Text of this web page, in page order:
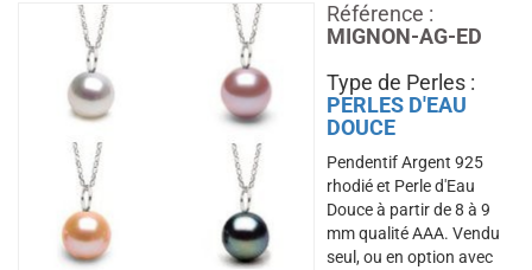
Référence :
MIGNON-AG-ED
Type de Perles :
PERLES D'EAU
DOUCE
Pendentif Argent 925
rhodié et Perle d'Eau
Douce à partir de 8 à 9
mm qualité AAA. Vendu
seul, ou en option avec